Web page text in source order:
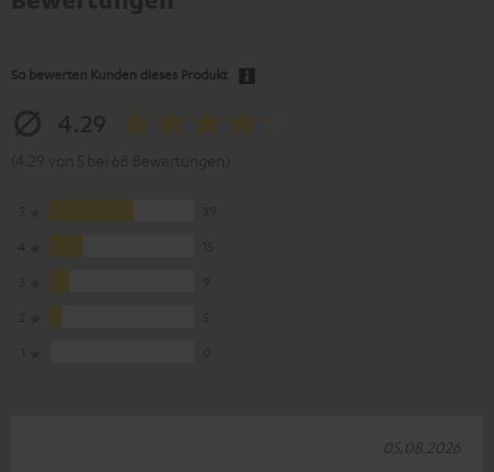
So bewerten Kunden dieses Produkt
05.08.2026